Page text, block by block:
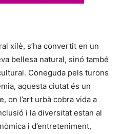
xilè, s’ha convertit en un
bellesa natural, sinó també
Coneguda pels turons
aquesta ciutat és un
on l’art urbà cobra vida a
i la diversitat estan al
i d’entreteniment,